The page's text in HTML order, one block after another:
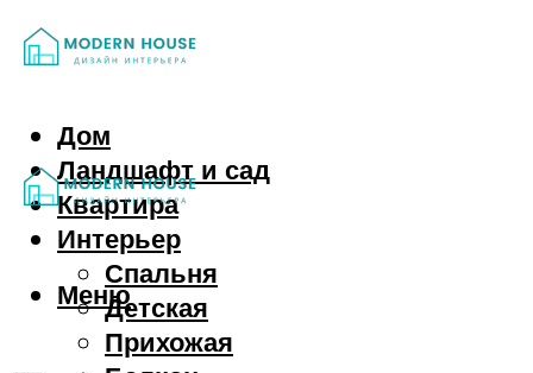
Дом
Ландшафт и сад
Квартира
Интерьер
Спальня
Детская
Прихожая
Меню